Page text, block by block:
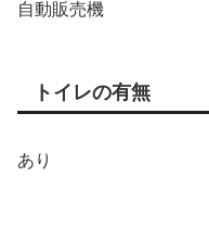
自動販売機
トイレの有無
あり